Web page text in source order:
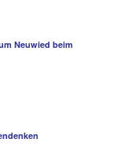
Neuwied beim